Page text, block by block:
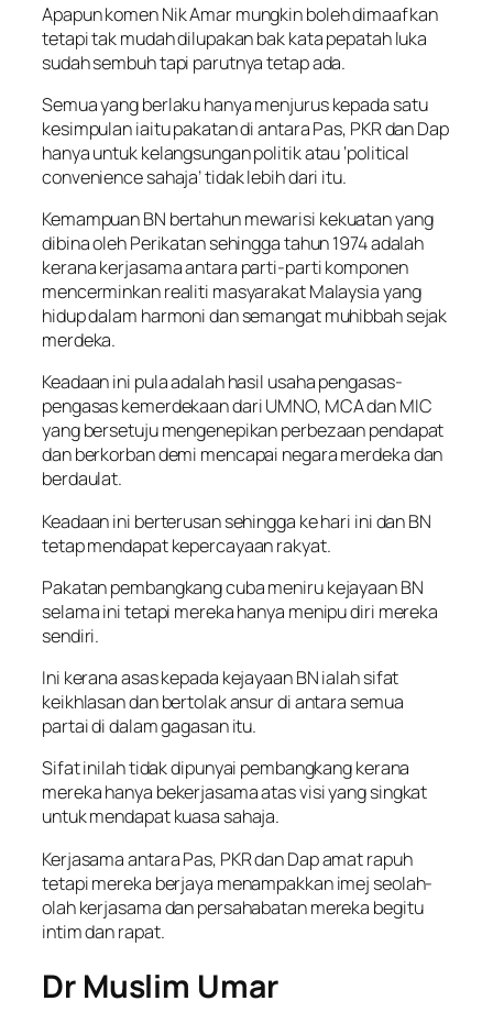
Apapun komen Nik Amar mungkin boleh dimaafkan
tetapi tak mudah dilupakan bak kata pepatah luka
sudah sembuh tapi parutnya tetap ada.
Semua yang berlaku hanya menjurus kepada satu
kesimpulan iaitu pakatan di antara Pas, PKR dan Dap
hanya untuk kelangsungan politik atau ‘political
convenience sahaja’ tidak lebih dari itu.
Kemampuan BN bertahun mewarisi kekuatan yang
dibina oleh Perikatan sehingga tahun 1974 adalah
kerana kerjasama antara parti-parti komponen
mencerminkan realiti masyarakat Malaysia yang
hidup dalam harmoni dan semangat muhibbah sejak
merdeka.
Keadaan ini pula adalah hasil usaha pengasas-
pengasas kemerdekaan dari UMNO, MCA dan MIC
yang bersetuju mengenepikan perbezaan pendapat
dan berkorban demi mencapai negara merdeka dan
berdaulat.
Keadaan ini berterusan sehingga ke hari ini dan BN
tetap mendapat kepercayaan rakyat.
Pakatan pembangkang cuba meniru kejayaan BN
selama ini tetapi mereka hanya menipu diri mereka
sendiri.
Ini kerana asas kepada kejayaan BN ialah sifat
keikhlasan dan bertolak ansur di antara semua
partai di dalam gagasan itu.
Sifat inilah tidak dipunyai pembangkang kerana
mereka hanya bekerjasama atas visi yang singkat
untuk mendapat kuasa sahaja.
Kerjasama antara Pas, PKR dan Dap amat rapuh
tetapi mereka berjaya menampakkan imej seolah-
olah kerjasama dan persahabatan mereka begitu
intim dan rapat.
Dr Muslim Umar